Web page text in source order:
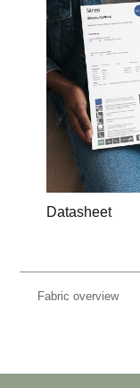
Datasheet
Fabric overview